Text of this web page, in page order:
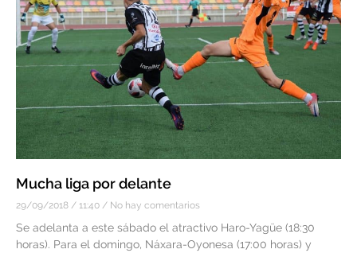
Mucha liga por delante
29/09/2018 11:40 No hay comentarios
Se adelanta a este sábado el atractivo Haro-Yagüe (18:30
horas). Para el domingo, Náxara-Oyonesa (17:00 horas) y